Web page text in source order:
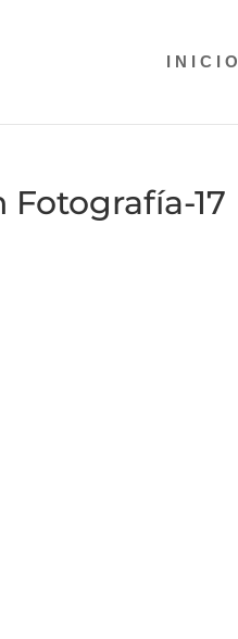
INICIO
Fotografía-17